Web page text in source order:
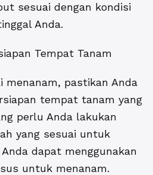
sesuai dengan kondisi
Anda.
Tempat Tanam
menanam, pastikan Anda
tempat tanam yang
perlu Anda lakukan
yang sesuai untuk
dapat menggunakan
untuk menanam.